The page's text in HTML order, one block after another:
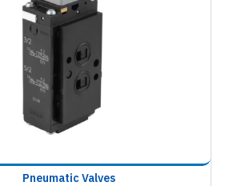
Pneumatic Valves